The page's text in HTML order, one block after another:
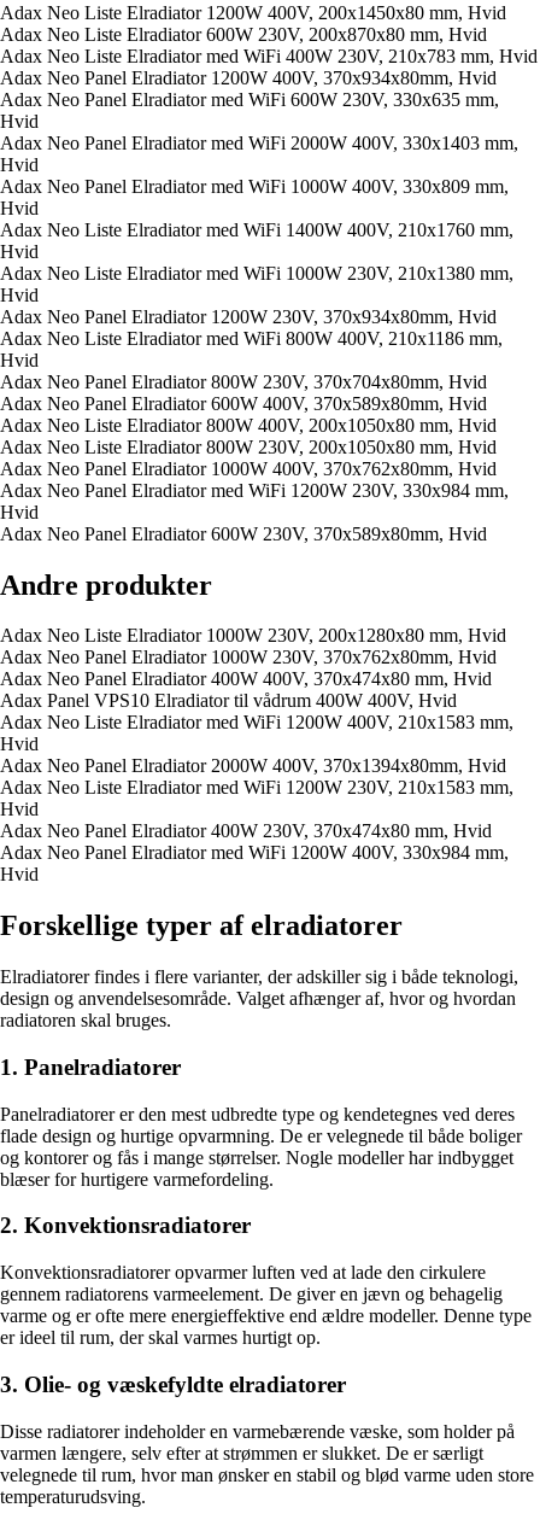
Adax Neo Liste Elradiator 1200W 400V, 200x1450x80 mm, Hvid
Adax Neo Liste Elradiator 600W 230V, 200x870x80 mm, Hvid
Adax Neo Liste Elradiator med WiFi 400W 230V, 210x783 mm, Hvid
Adax Neo Panel Elradiator 1200W 400V, 370x934x80mm, Hvid
Adax Neo Panel Elradiator med WiFi 600W 230V, 330x635 mm,
Hvid
Adax Neo Panel Elradiator med WiFi 2000W 400V, 330x1403 mm,
Hvid
Adax Neo Panel Elradiator med WiFi 1000W 400V, 330x809 mm,
Hvid
Adax Neo Liste Elradiator med WiFi 1400W 400V, 210x1760 mm,
Hvid
Adax Neo Liste Elradiator med WiFi 1000W 230V, 210x1380 mm,
Hvid
Adax Neo Panel Elradiator 1200W 230V, 370x934x80mm, Hvid
Adax Neo Liste Elradiator med WiFi 800W 400V, 210x1186 mm,
Hvid
Adax Neo Panel Elradiator 800W 230V, 370x704x80mm, Hvid
Adax Neo Panel Elradiator 600W 400V, 370x589x80mm, Hvid
Adax Neo Liste Elradiator 800W 400V, 200x1050x80 mm, Hvid
Adax Neo Liste Elradiator 800W 230V, 200x1050x80 mm, Hvid
Adax Neo Panel Elradiator 1000W 400V, 370x762x80mm, Hvid
Adax Neo Panel Elradiator med WiFi 1200W 230V, 330x984 mm,
Hvid
Adax Neo Panel Elradiator 600W 230V, 370x589x80mm, Hvid
Andre produkter
Adax Neo Liste Elradiator 1000W 230V, 200x1280x80 mm, Hvid
Adax Neo Panel Elradiator 1000W 230V, 370x762x80mm, Hvid
Adax Neo Panel Elradiator 400W 400V, 370x474x80 mm, Hvid
Adax Panel VPS10 Elradiator til vådrum 400W 400V, Hvid
Adax Neo Liste Elradiator med WiFi 1200W 400V, 210x1583 mm,
Hvid
Adax Neo Panel Elradiator 2000W 400V, 370x1394x80mm, Hvid
Adax Neo Liste Elradiator med WiFi 1200W 230V, 210x1583 mm,
Hvid
Adax Neo Panel Elradiator 400W 230V, 370x474x80 mm, Hvid
Adax Neo Panel Elradiator med WiFi 1200W 400V, 330x984 mm,
Hvid
Forskellige typer af elradiatorer
Elradiatorer findes i flere varianter, der adskiller sig i både teknologi,
design og anvendelsesområde. Valget afhænger af, hvor og hvordan
radiatoren skal bruges.
1. Panelradiatorer
Panelradiatorer er den mest udbredte type og kendetegnes ved deres
flade design og hurtige opvarmning. De er velegnede til både boliger
og kontorer og fås i mange størrelser. Nogle modeller har indbygget
blæser for hurtigere varmefordeling.
2. Konvektionsradiatorer
Konvektionsradiatorer opvarmer luften ved at lade den cirkulere
gennem radiatorens varmeelement. De giver en jævn og behagelig
varme og er ofte mere energieffektive end ældre modeller. Denne type
er ideel til rum, der skal varmes hurtigt op.
3. Olie- og væskefyldte elradiatorer
Disse radiatorer indeholder en varmebærende væske, som holder på
varmen længere, selv efter at strømmen er slukket. De er særligt
velegnede til rum, hvor man ønsker en stabil og blød varme uden store
temperaturudsving.